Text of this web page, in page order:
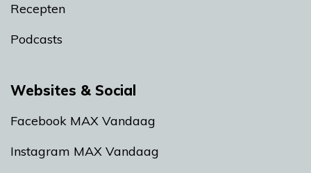
Recepten
Podcasts
Websites & Social
Facebook MAX Vandaag
Instagram MAX Vandaag